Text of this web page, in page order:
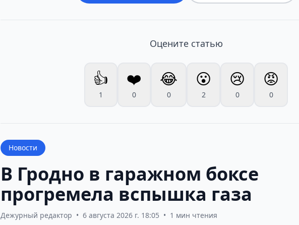
Оцените статью
👍
1
❤️
0
😂
0
😮
2
😢
0
😡
0
Новости
В Гродно в гаражном боксе
прогремела вспышка газа
Дежурный редактор • 6 августа 2026 г. 18:05 • 1 мин чтения